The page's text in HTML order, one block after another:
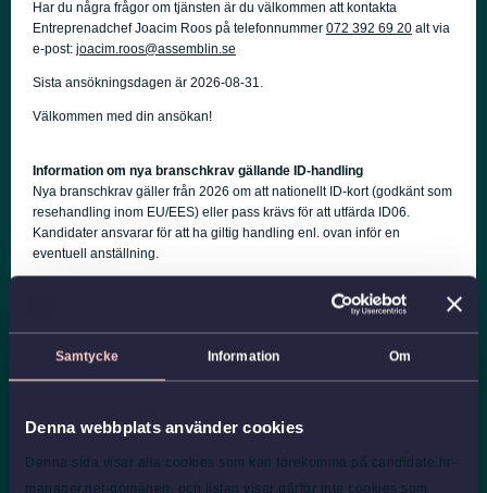
Samtycke Information Om
Denna webbplats använder cookies
Denna sida visar alla cookies som kan förekomma på candidate.hr-
manager.net-domänen, och listan visar därför inte cookies som
Har du några frågor om tjänsten är du välkommen att kontakta
Entreprenadchef Joacim Roos på telefonnummer 072 392 69 20 alt via
e-post: joacim.roos@assemblin.se
Sista ansökningsdagen är 2026-08-31.
Välkommen med din ansökan!
Information om nya branschkrav gällande ID-handling
Nya branschkrav gäller från 2026 om att nationellt ID-kort (godkänt som
resehandling inom EU/EES) eller pass krävs för att utfärda ID06.
Kandidater ansvarar för att ha giltig handling enl. ovan inför en
eventuell anställning.
Assemblin är en komplett installations- och servicepartner med
verksamhet i Sverige och Norge. Vi utformar, installerar och underhåller
tekniska system för luft, vatten och energi. Vår vision är att skapa smarta
och hållbara installationer som får byggnader att fungera och
organisation i ryggen gör vi det möjligt.
Vi har en omsättning på drygt 14,8 miljarder kronor och cirka 7 000
engagerade medarbetare på runt 100 orter i Norden.